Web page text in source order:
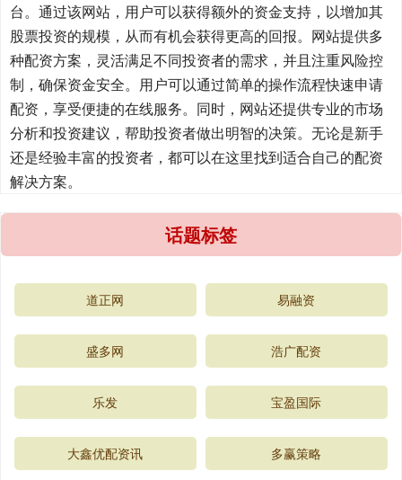
台。通过该网站，用户可以获得额外的资金支持，以增加其
股票投资的规模，从而有机会获得更高的回报。网站提供多
种配资方案，灵活满足不同投资者的需求，并且注重风险控
制，确保资金安全。用户可以通过简单的操作流程快速申请
配资，享受便捷的在线服务。同时，网站还提供专业的市场
分析和投资建议，帮助投资者做出明智的决策。无论是新手
还是经验丰富的投资者，都可以在这里找到适合自己的配资
解决方案。
话题标签
道正网 易融资
盛多网 浩广配资
乐发 宝盈国际
大鑫优配资讯 多赢策略